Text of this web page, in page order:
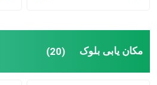
مکان یابی بلوک (20)